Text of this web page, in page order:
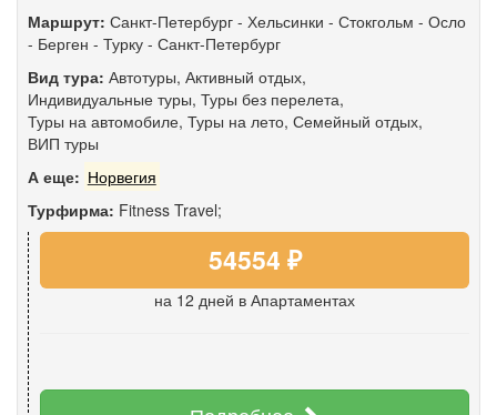
Маршрут: Санкт-Петербург - Хельсинки - Стокгольм - Осло
- Берген - Турку - Санкт-Петербург
Вид тура: Автотуры, Активный отдых,
Индивидуальные туры, Туры без перелета,
Туры на автомобиле, Туры на лето, Семейный отдых,
ВИП туры
А еще: Норвегия
Турфирма: Fitness Travel;
54554 ₽
на 12 дней в Апартаментах